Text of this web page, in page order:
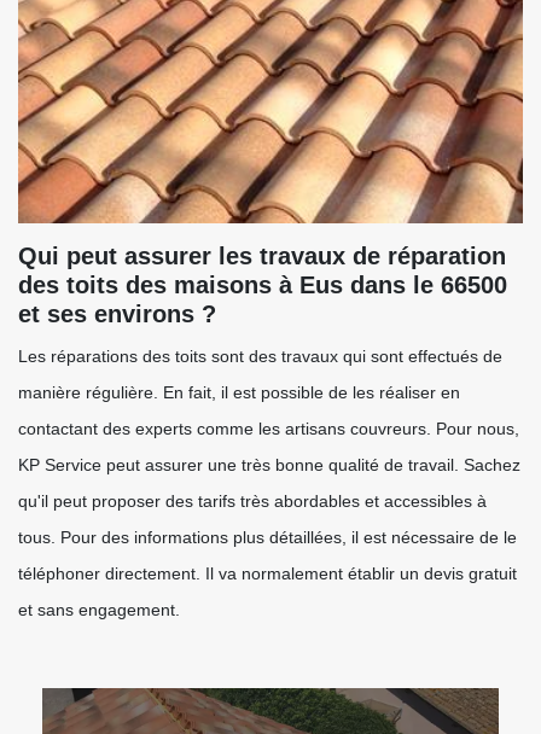
Qui peut assurer les travaux de réparation
des toits des maisons à Eus dans le 66500
et ses environs ?
Les réparations des toits sont des travaux qui sont effectués de
manière régulière. En fait, il est possible de les réaliser en
contactant des experts comme les artisans couvreurs. Pour nous,
KP Service peut assurer une très bonne qualité de travail. Sachez
qu'il peut proposer des tarifs très abordables et accessibles à
tous. Pour des informations plus détaillées, il est nécessaire de le
téléphoner directement. Il va normalement établir un devis gratuit
et sans engagement.